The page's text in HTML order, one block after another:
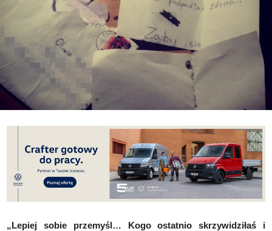
„Lepiej sobie przemyśl… Kogo ostatnio skrzywidziłaś i